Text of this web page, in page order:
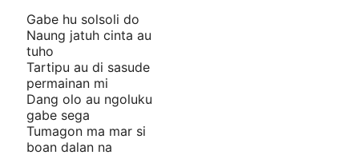
Gabe hu solsoli do
Naung jatuh cinta au
tuho
Tartipu au di sasude
permainan mi
Dang olo au ngoluku
gabe sega
Tumagon ma mar si
boan dalan na